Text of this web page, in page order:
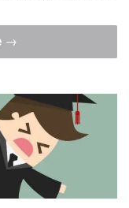
"Particuliers
|
métier
en
pleine
expansion
:
« Pet-
sitting »"
→